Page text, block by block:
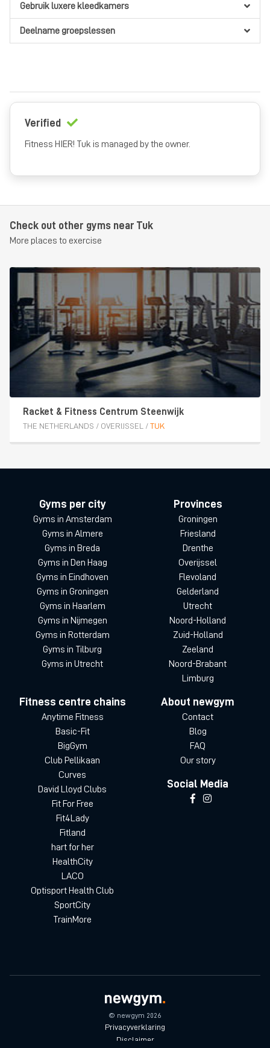
Bedrijfsfitness 1 jaarfor everyone
for
12 months
Bedrijfsfitness half jaarfor everyonefrom €32,95per month
Gebruik luxere kleedkamers
Deelname groepslessen
Verified
Fitness HIER! Tuk is managed by the owner.
Check out other gyms near Tuk
More places to exercise
Racket & Fitness Centrum Steenwijk
THE NETHERLANDS / OVERIJSSEL / TUK
Gyms per city
Gyms in Amsterdam
Gyms in Almere
Gyms in Breda
Gyms in Den Haag
Gyms in Eindhoven
Gyms in Groningen
Gyms in Haarlem
Gyms in Nijmegen
Gyms in Rotterdam
Gyms in Tilburg
Gyms in Utrecht
Provinces
Groningen
Friesland
Drenthe
Overijssel
Flevoland
Gelderland
Utrecht
Noord-Holland
Zuid-Holland
Zeeland
Noord-Brabant
Limburg
Fitness centre chains
Anytime Fitness
Basic-Fit
BigGym
Club Pellikaan
Curves
David Lloyd Clubs
Fit For Free
Fit4Lady
Fitland
hart for her
HealthCity
LACO
Optisport Health Club
SportCity
TrainMore
About newgym
Contact
Blog
FAQ
Our story
Social Media
© newgym 2026
Privacyverklaring
Disclaimer